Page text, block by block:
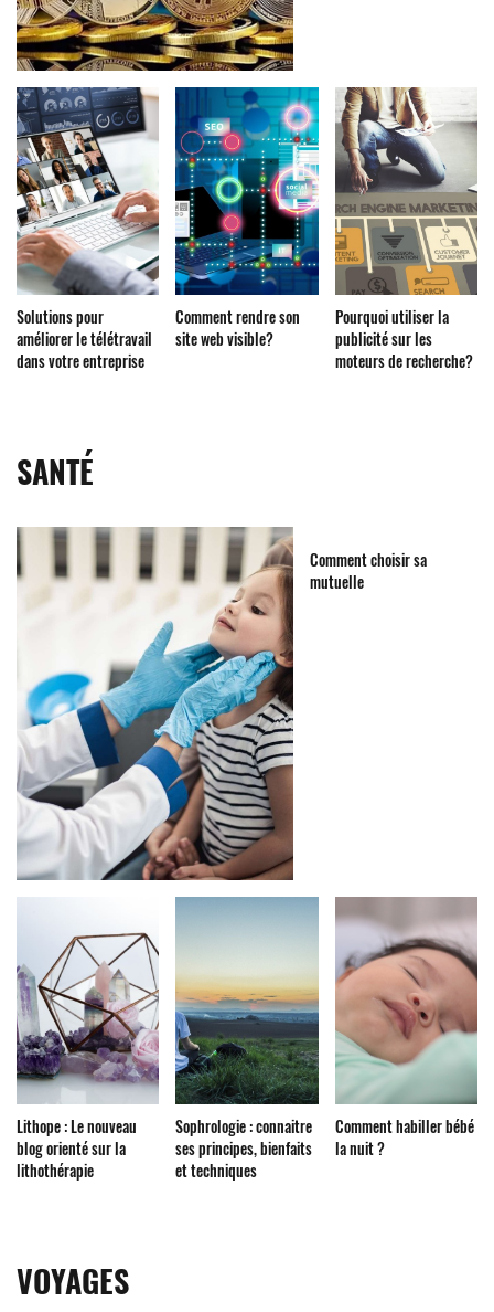
Solutions pour
améliorer le télétravail
dans votre entreprise
Comment rendre son
site web visible?
Pourquoi utiliser la
publicité sur les
moteurs de recherche?
SANTÉ
Comment choisir sa
mutuelle
Lithope : Le nouveau
blog orienté sur la
lithothérapie
Sophrologie : connaitre
ses principes, bienfaits
et techniques
Comment habiller bébé
la nuit ?
VOYAGES